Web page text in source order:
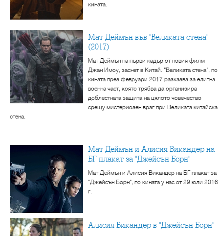
кината.
Мат Деймън във "Великата стена"
(2017)
Мат Деймън на първи кадър от новия филм
Джан Имоу, заснет в Китай. "Великата стена", по
кината през февруари 2017 разказва за елитна
военна част, която трябва да организира
доблестната защита на цялото човечество
срещу мистериозен враг при Великата китайска
стена.
Мат Деймън и Алисия Викандер на
БГ плакат за "Джейсън Борн"
Мат Деймън и Алисия Викандер на БГ плакат за
"Джейсън Борн", по кината у нас от 29 юли 2016
г.
Алисия Викандер в "Джейсън Борн"